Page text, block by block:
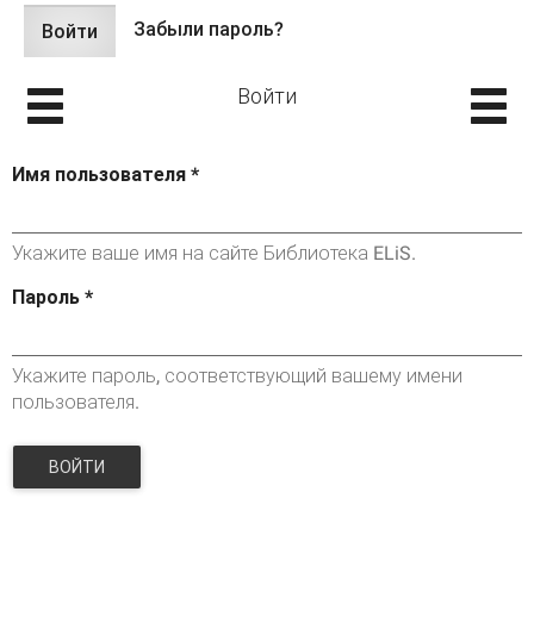
Главные вкладки
Войти (активная
вкладка)
Забыли пароль?
Войти
Имя пользователя *
Укажите ваше имя на сайте Библиотека ELiS.
Пароль *
Укажите пароль, соответствующий вашему имени
пользователя.
ВОЙТИ